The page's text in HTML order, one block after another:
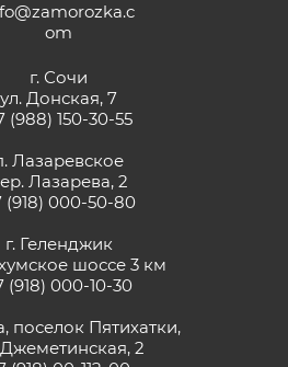
om
г. Сочи
ул. Донская, 7
(988) 150-30-55
Лазаревское
Лазарева, 2
(918) 000-50-80
г. Геленджик
шоссе 3 км
(918) 000-10-30
поселок Пятихатки,
2